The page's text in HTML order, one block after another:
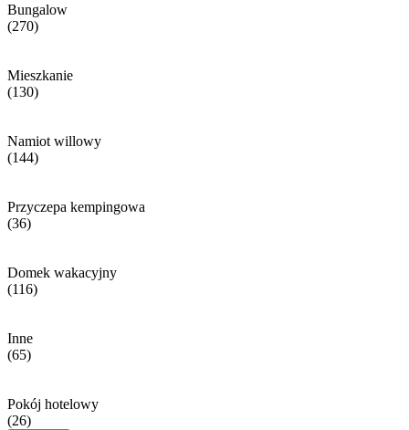
Bungalow
(270)
Mieszkanie
(130)
Namiot willowy
(144)
Przyczepa kempingowa
(36)
Domek wakacyjny
(116)
Inne
(65)
Pokój hotelowy
(26)